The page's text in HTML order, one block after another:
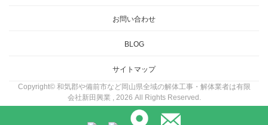
お問い合わせ
BLOG
サイトマップ
Copyright© 和気郡や備前市など岡山県全域の解体工事・解体業者は有限
会社新田興業 , 2026 All Rights Reserved.